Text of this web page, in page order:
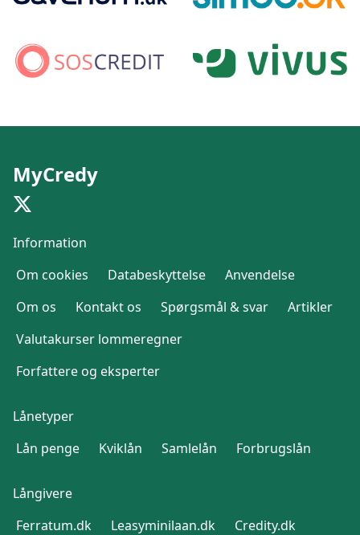
MyCredy
Information
Om cookies
Databeskyttelse
Anvendelse
Om os
Kontakt os Spørgsmål & svar
Artikler
Valutakurser lommeregner
Forfattere og eksperter
Lånetyper
Lån penge
Kviklån Samlelån Forbrugslån
Långivere
Ferratum.dk
Leasyminilaan.dk Credity.dk